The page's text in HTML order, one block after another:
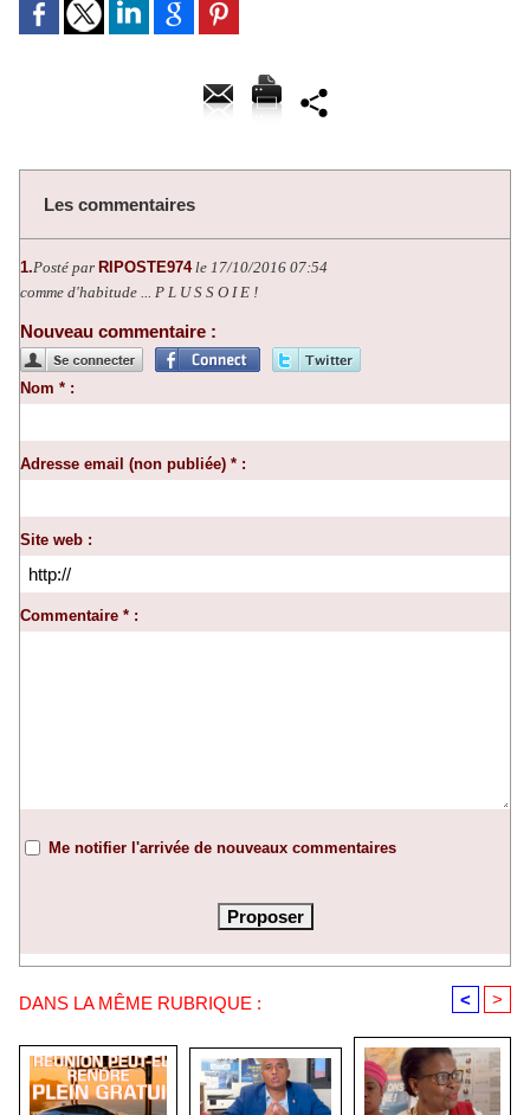
Les commentaires
1.Posté par RIPOSTE974 le 17/10/2016 07:54
comme d'habitude ... P L U S S O I E !
Nouveau commentaire :
Nom * :
Adresse email (non publiée) * :
Site web :
Commentaire * :
Me notifier l'arrivée de nouveaux commentaires
DANS LA MÊME RUBRIQUE : < >